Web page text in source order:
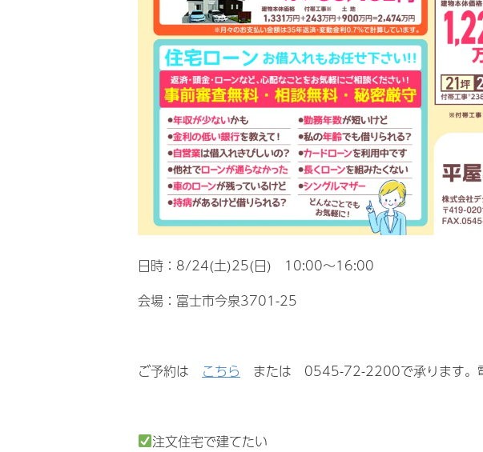
日時：8/24(土)25(日) 10:00～16:00
会場：富士市今泉3701-25
ご予約は こちら または 0545-72-2200で承ります。電
注文住宅で建てたい